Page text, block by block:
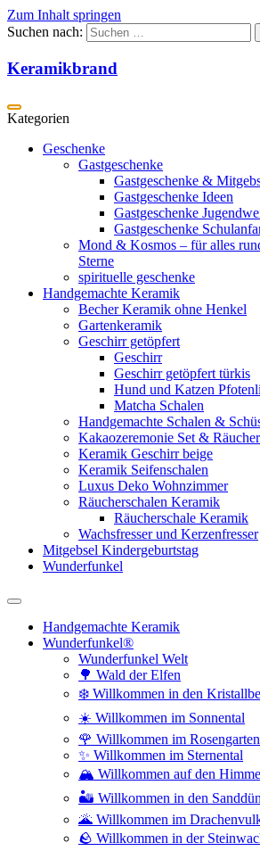
Zum Inhalt springen
Suchen nach:
Keramikbrand
Geschenke
Gastgeschenke
Gastgeschenke &
Gastgeschenke Ideen
Gastgeschenke
Gastgeschenke
Mond & Kosmos – für alles
Sterne
spirituelle geschenke
Handgemachte Keramik
Becher Keramik ohne Henkel
Gartenkeramik
Geschirr getöpfert
Geschirr
Geschirr getöpfert türkis
Hund und Katzen
Matcha Schalen
Handgemachte Schalen &
Kakaozeremonie Set &
Keramik Geschirr beige
Keramik Seifenschalen
Luxus Deko Wohnzimmer
Räucherschalen Keramik
Räucherschale Keramik
Wachsfresser und Kerzenfresser
Mitgebsel Kindergeburtstag
Wunderfunkel
Handgemachte Keramik
Wunderfunkel®
Wunderfunkel Welt
🌳 Wald der Elfen
❄️ Willkommen in den
☀️ Willkommen im Sonnental
🌹 Willkommen im Rosengarten
✨ Willkommen im Sternental
🏔️ Willkommen auf den
🏜️ Willkommen in den
🌋 Willkommen im
🪨 Willkommen in der